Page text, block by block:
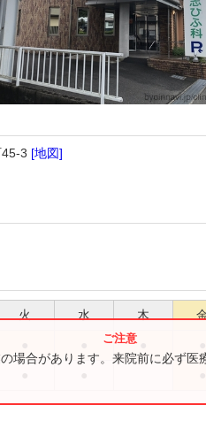
3 [地図]
火 水 木
場合があります。来院前に必ず医